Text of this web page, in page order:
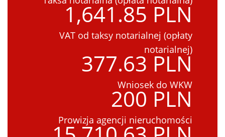
1,641.85 PLN
VAT od taksy notarialnej (opłaty
notarialnej)
377.63 PLN
Wniosek do WKW
200 PLN
Prowizja agencji nieruchomości